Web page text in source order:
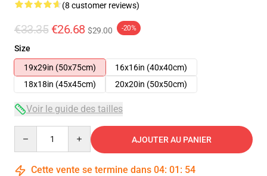
(8 customer reviews)
€33.35 €26.68 $29.00 -20%
Size
19x29in (50x75cm)
16x16in (40x40cm)
18x18in (45x45cm)
20x20in (50x50cm)
Voir le guide des tailles
AJOUTER AU PANIER
Cette vente se termine dans 04: 01 : 54